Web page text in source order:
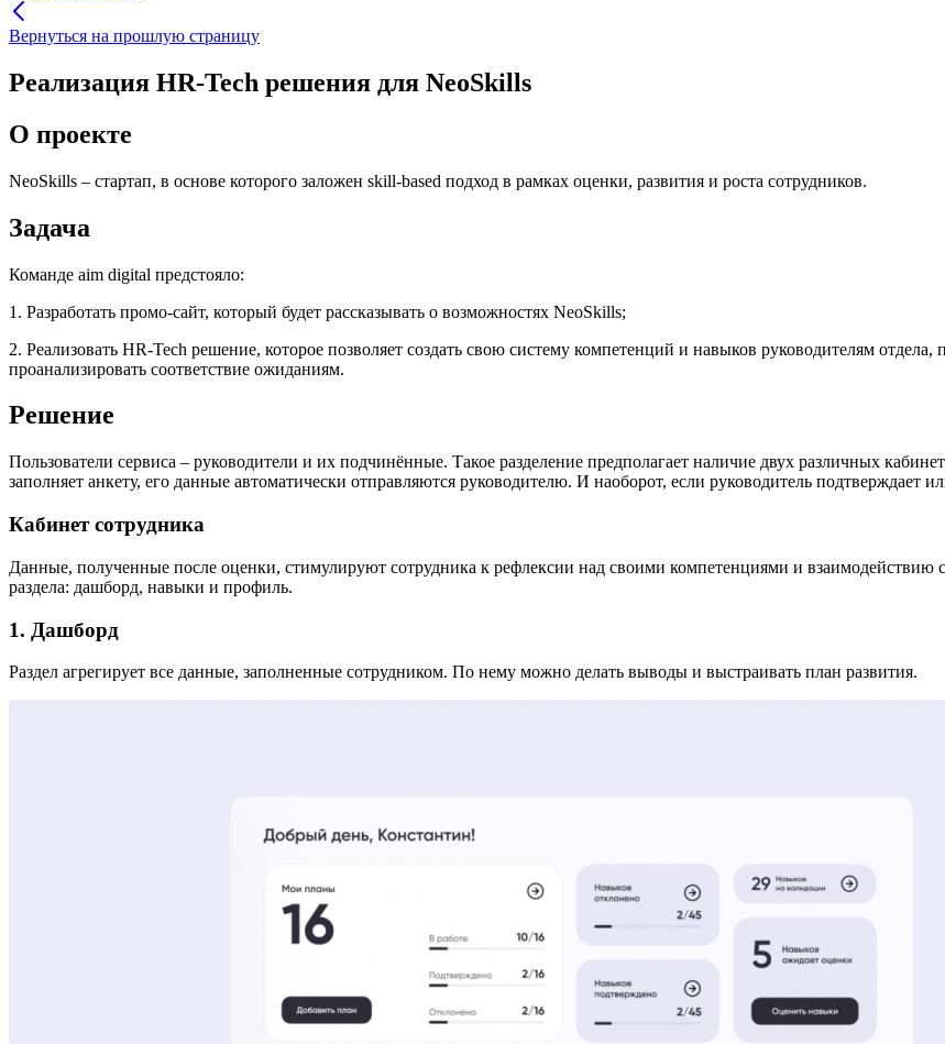
Вернуться на прошлую страницу
Реализация HR-Tech решения для NeoSkills
О проекте
NeoSkills – стартап, в основе которого заложен skill-based подход в рамках оценки, развития и роста сотрудников.
Задача
Команде aim digital предстояло:
1. Разработать промо-сайт, который будет рассказывать о возможностях NeoSkills;
2. Реализовать HR-Tech решение, которое позволяет создать свою систему компетенций и навыков руководителям
проанализировать соответствие ожиданиям.
Решение
Пользователи сервиса – руководители и их подчинённые. Такое разделение предполагает наличие двух различных
заполняет анкету, его данные автоматически отправляются руководителю. И наоборот, если руководитель подтверждает
Кабинет сотрудника
Данные, полученные после оценки, стимулируют сотрудника к рефлексии над своими компетенциями и взаимодействию
раздела: дашборд, навыки и профиль.
1. Дашборд
Раздел агрегирует все данные, заполненные сотрудником. По нему можно делать выводы и выстраивать план развития.